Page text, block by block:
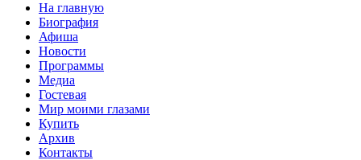
На главную
Биография
Афиша
Новости
Программы
Медиа
Гостевая
Мир моими глазами
Купить
Архив
Контакты